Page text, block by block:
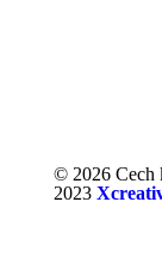
© 2026 Cech
2023